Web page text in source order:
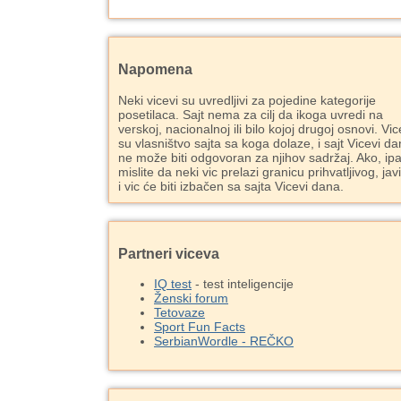
Napomena
Neki vicevi su uvredljivi za pojedine kategorije
posetilaca. Sajt nema za cilj da ikoga uvredi na
verskoj, nacionalnoj ili bilo kojoj drugoj osnovi.
su vlasništvo sajta sa koga dolaze, i sajt Vicevi
ne može biti odgovoran za njihov sadržaj. Ako,
mislite da neki vic prelazi granicu prihvatljivog,
i vic će biti izbačen sa sajta Vicevi dana.
Partneri viceva
IQ test - test inteligencije
Ženski forum
Tetovaze
Sport Fun Facts
SerbianWordle - REČKO